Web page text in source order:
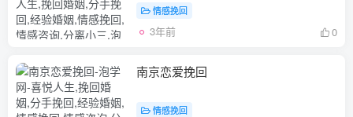
情感挽回
3年前 0
南京恋爱挽回
情感挽回